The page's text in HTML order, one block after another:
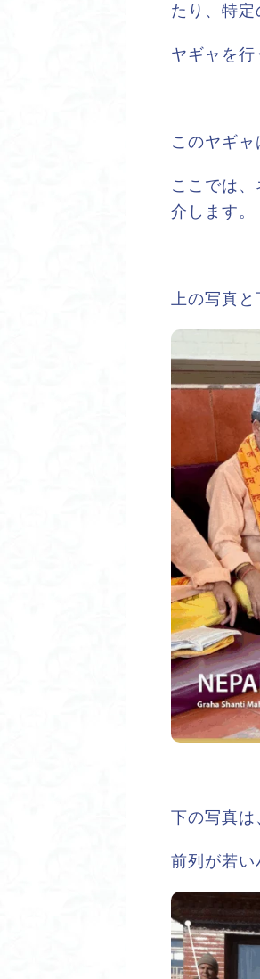
たり、特定
ヤギャを行
このヤギャ
ここでは
介します。
上の写真
下の写真は
前列が若い